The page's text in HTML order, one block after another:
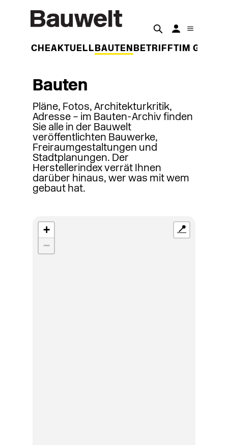
WOCHEAKTUELL BAUTEN BETRIFFT IM
Bauten
Pläne, Fotos, Architekturkritik,
Adresse – im Bauten-Archiv finden
Sie alle in der Bauwelt
veröffentlichten Bauwerke,
Freiraumgestaltungen und
Stadtplanungen. Der
Herstellerindex verrät Ihnen
darüber hinaus, wer was mit wem
gebaut hat.
+
−
📍